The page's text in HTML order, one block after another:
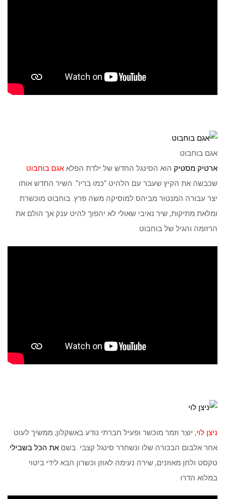
אגם בוחבוט
ארטיק מסטיק הוא הסינגל החדש של ילדת הפלא אגם בוחבוט
שכבשה את הקיץ שעבר עם הלהיט “כמו בריו”. השיר החדש אותו
יצר עבורה המנטור מביהס למוסיקה משה פרץ. בוחבוט מוכשרת
ומלאת מתיקות, שיר נאיבי שאולי לא יהפוך להיט ענק אך הולם את
הרזומה והגיל של בוחבוט
ניצן לוי, יוצר וזמר מוכשר ופעיל חברתי נודע באשקלון; ממשיך לעוט
אחר אלבום הבכורה שלו ונשחרר סינגל קצבי בשם את הכל בשבילי.
טקסט ולחן מאוזנים, שירה נעימה לאוזן וכשרון הבא לידי ביטוי
במלוא הדרו